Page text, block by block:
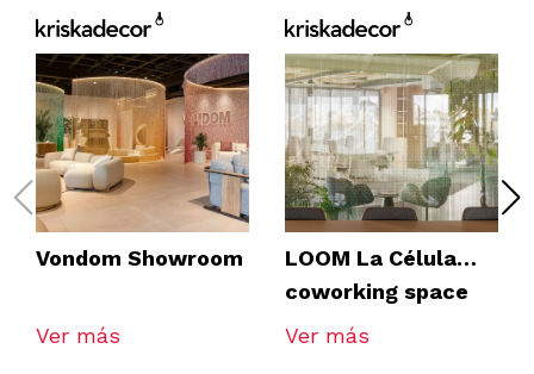
Vondom Showroom
Ver más
LOOM La Célula
coworking space
Ver más